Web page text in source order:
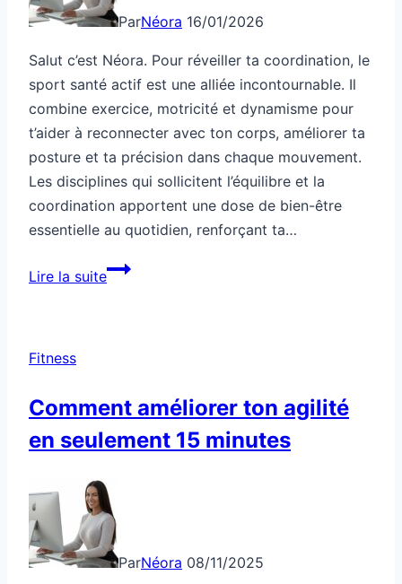
ParNéora 16/01/2026
Salut c’est Néora. Pour réveiller ta coordination, le
sport santé actif est une alliée incontournable. Il
combine exercice, motricité et dynamisme pour
t’aider à reconnecter avec ton corps, améliorer ta
posture et ta précision dans chaque mouvement.
Les disciplines qui sollicitent l’équilibre et la
coordination apportent une dose de bien-être
essentielle au quotidien, renforçant ta…
Lire la suiteSport
coordination
Fitness
Comment améliorer ton agilité
en seulement 15 minutes
ParNéora 08/11/2025